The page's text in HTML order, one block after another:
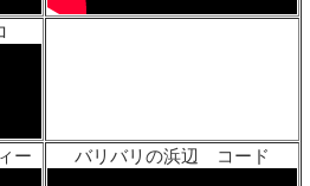
ー バリバリの浜辺 コード